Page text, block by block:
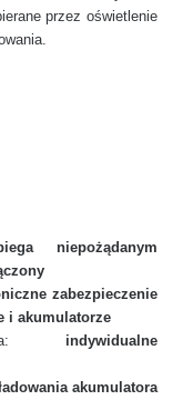
przez oświetlenie
niepożądanym
zabezpieczenie
i akumulatorze
indywidualne
akumulatora